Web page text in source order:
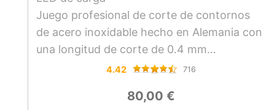
Juego profesional de corte de contornos
de acero inoxidable hecho en Alemania con
una longitud de corte de 0.4 mm
Ligero y silencioso; sólo 135 g para un
4.42 716
80,00 €